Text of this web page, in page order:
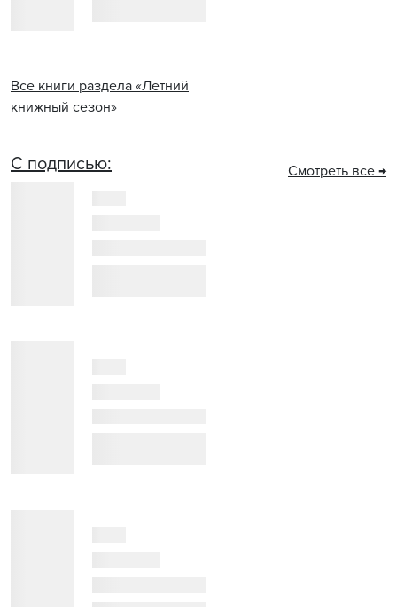
Все книги раздела «Летний
книжный сезон»
С подписью: Смотреть все →